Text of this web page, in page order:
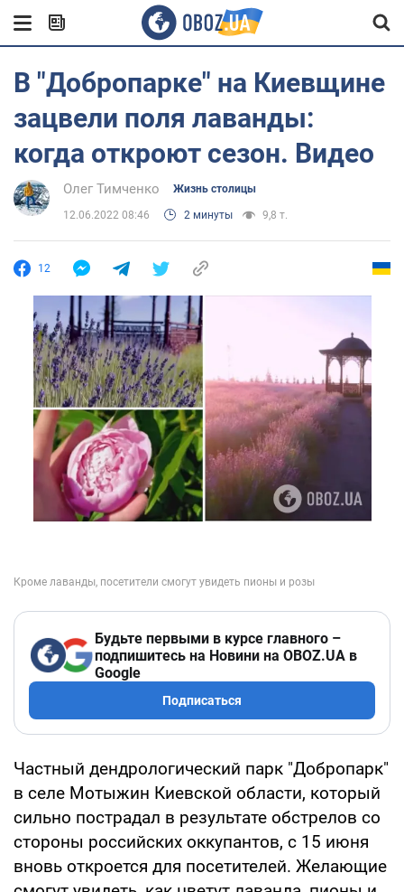
В "Добропарке" на Киевщине
зацвели поля лаванды:
когда откроют сезон. Видео
Олег Тимченко Жизнь столицы
12.06.2022 08:46 2 минуты 9,8 т.
12
Будьте первыми в курсе главного –
подпишитесь на Новини на OBOZ.UA в
Google
Подписаться
Частный дендрологический парк "Добропарк"
в селе Мотыжин Киевской области, который
сильно пострадал в результате обстрелов со
стороны российских оккупантов, с 15 июня
вновь откроется для посетителей. Желающие